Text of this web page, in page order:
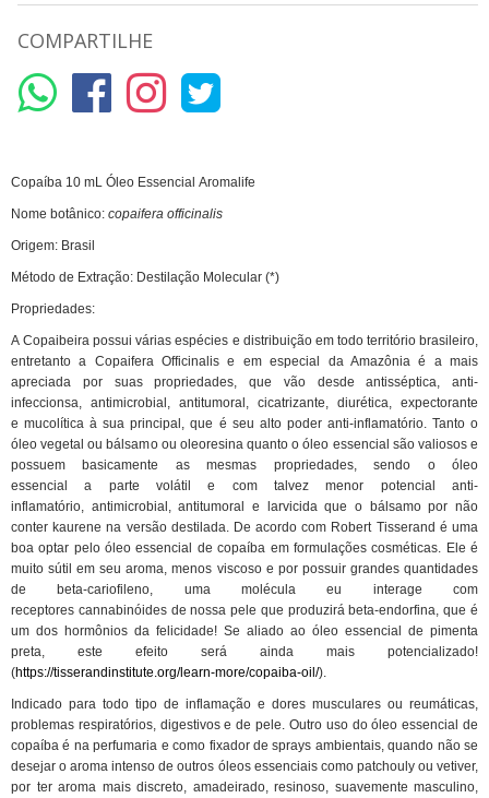
COMPARTILHE
Copaíba 10 mL Óleo Essencial Aromalife
Nome botânico: copaifera officinalis
Origem: Brasil
Método de Extração: Destilação Molecular (*)
Propriedades:
A Copaibeira possui várias espécies e distribuição em todo território brasileiro,
entretanto a Copaifera Officinalis e em especial da Amazônia é a mais
apreciada por suas propriedades, que vão desde antisséptica, anti-
infeccionsa, antimicrobial, antitumoral, cicatrizante, diurética, expectorante
e mucolítica à sua principal, que é seu alto poder anti-inflamatório. Tanto o
óleo vegetal ou bálsamo ou oleoresina quanto o óleo essencial são valiosos e
possuem basicamente as mesmas propriedades, sendo o óleo
essencial a parte volátil e com talvez menor potencial anti-
inflamatório, antimicrobial, antitumoral e larvicida que o bálsamo por não
conter kaurene na versão destilada. De acordo com Robert Tisserand é uma
boa optar pelo óleo essencial de copaíba em formulações cosméticas. Ele é
muito sútil em seu aroma, menos viscoso e por possuir grandes quantidades
de beta-cariofileno, uma molécula eu interage com
receptores cannabinóides de nossa pele que produzirá beta-endorfina, que é
um dos hormônios da felicidade! Se aliado ao óleo essencial de pimenta
preta, este efeito será ainda mais potencializado!
(https://tisserandinstitute.org/learn-more/copaiba-oil/).
Indicado para todo tipo de inflamação e dores musculares ou reumáticas,
problemas respiratórios, digestivos e de pele. Outro uso do óleo essencial de
copaíba é na perfumaria e como fixador de sprays ambientais, quando não se
desejar o aroma intenso de outros óleos essenciais como patchouly ou vetiver,
por ter aroma mais discreto, amadeirado, resinoso, suavemente masculino,